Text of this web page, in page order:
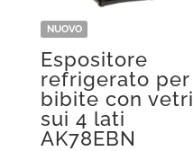
NUOVO
Espositore
refrigerato per
bibite con vetri
sui 4 lati
AK78EBN